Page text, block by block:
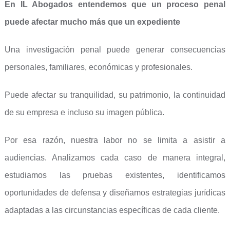
En IL Abogados entendemos que un proceso penal
puede afectar mucho más que un expediente
Una investigación penal puede generar consecuencias
personales, familiares, económicas y profesionales.
Puede afectar su tranquilidad, su patrimonio, la continuidad
de su empresa e incluso su imagen pública.
Por esa razón, nuestra labor no se limita a asistir a
audiencias. Analizamos cada caso de manera integral,
estudiamos las pruebas existentes, identificamos
oportunidades de defensa y diseñamos estrategias jurídicas
adaptadas a las circunstancias específicas de cada cliente.